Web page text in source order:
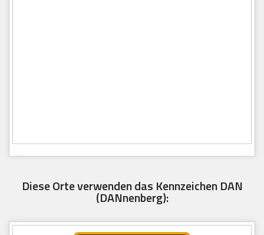
Diese Orte verwenden das Kennzeichen DAN
(DANnenberg):